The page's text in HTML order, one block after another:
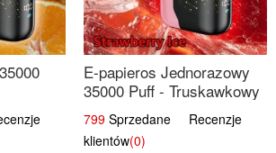
E-papieros Jednorazowy
35000 Puff - Truskawkowy
Lód | IBvape
799 Sprzedane Recenzje
klientów(0)